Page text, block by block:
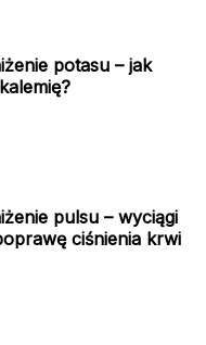
potasu – jak
pulsu – wyciągi
ciśnienia krwi